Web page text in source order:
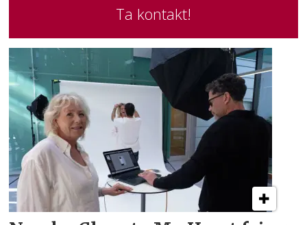
Ta kontakt!